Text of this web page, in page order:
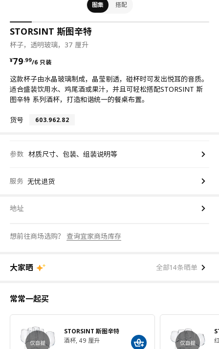
图集 搭配
STORSINT 斯图辛特
杯子，透明玻璃，37 厘升
¥79.99/6 只装
¥ 79.99/6 只装
这款杯子由水晶玻璃制成，晶莹剔透，碰杯时可发出悦耳的音质。
适合盛装饮用水、鸡尾酒或果汁，并且可轻松搭配STORSINT 斯
图辛特 系列酒杯，打造和谐统一的餐桌布置。
货号 603.962.82
参数 材质尺寸、包装、组装说明等
服务 无忧退货
地址
想前往商场选购？ 查询宜家商场库存
大家晒 全部14条晒单
常常一起买
STORSINT 斯图辛特
酒杯, 49 厘升